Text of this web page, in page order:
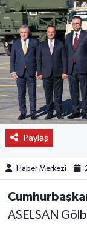
Paylaş
Haber Merkezi
ASELSAN
SON
SPOR
FİNANS